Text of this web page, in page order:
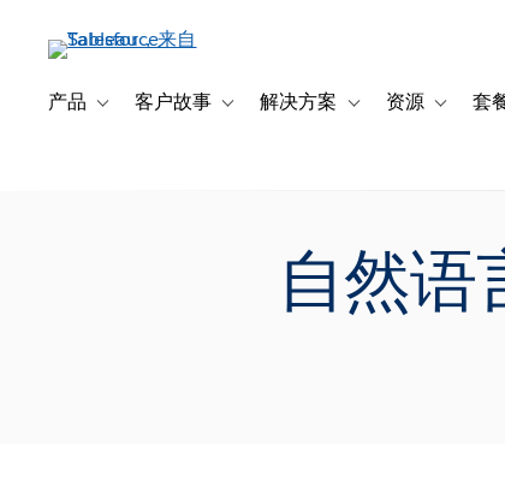
产品 Toggle sub-navigation for 产品
客户故事 Toggle sub-navigation for 客户故事
解决方案 Toggle sub-navigation
资源 Toggle
套
自然语